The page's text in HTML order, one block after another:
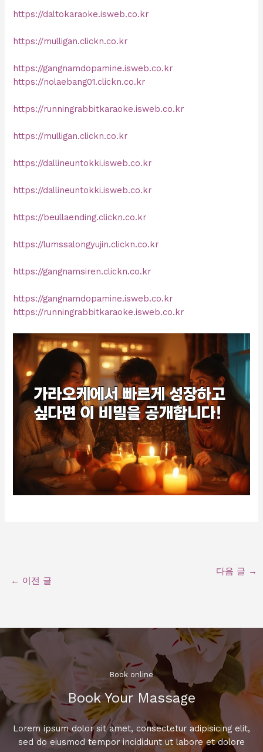
https://daltokaraoke.isweb.co.kr
https://mulligan.clickn.co.kr
https://gangnamdopamine.isweb.co.kr
https://nolaebang01.clickn.co.kr
https://runningrabbitkaraoke.isweb.co.kr
https://mulligan.clickn.co.kr
https://dallineuntokki.isweb.co.kr
https://dallineuntokki.isweb.co.kr
https://beullaending.clickn.co.kr
https://lumssalongyujin.clickn.co.kr
https://gangnamsiren.clickn.co.kr
https://gangnamdopamine.isweb.co.kr
https://runningrabbitkaraoke.isweb.co.kr
← 이전 글
다음 글 →
Book online​
Book Your Massage​
Lorem ipsum dolor sit amet, consectetur adipisicing elit,
sed do eiusmod tempor incididunt ut labore et dolore